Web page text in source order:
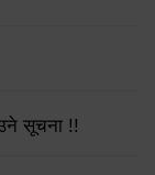
सूचना !!